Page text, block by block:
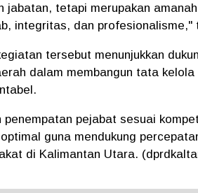
jabatan, tetapi merupakan
integritas, dan profesionalisme,"
tersebut menunjukkan
dalam membangun tata kelola
pejabat sesuai
guna mendukung
di Kalimantan Utara.